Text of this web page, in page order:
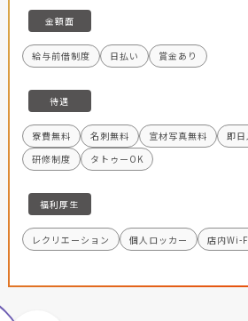
金額面
給与前借制度 日払い 賞金あり
待遇
寮費無料 名刺無料 宣材写真無料 即
研修制度
タトゥーOK
福利厚生
レクリエーション 個人ロッカー 店内Wi-